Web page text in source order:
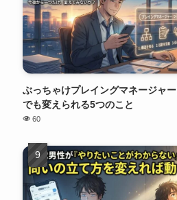
ぶっちゃけプレイングマネージャー
でも変えられる5つのこと
60